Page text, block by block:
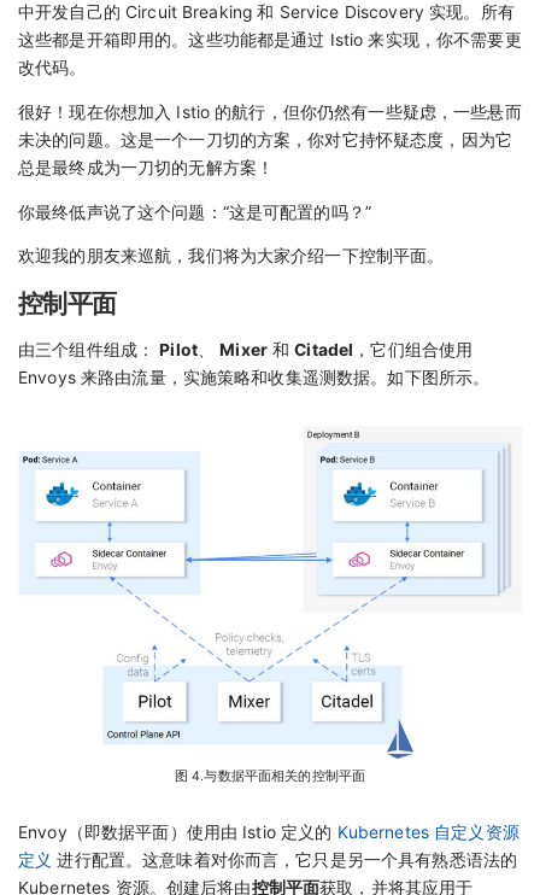
中开发自己的 Circuit Breaking 和 Service Discovery 实现。所有
这些都是开箱即用的。这些功能都是通过 Istio 来实现，你不需要更
改代码。
很好！现在你想加入 Istio 的航行，但你仍然有一些疑虑，一些悬而
未决的问题。这是一个一刀切的方案，你对它持怀疑态度，因为它
总是最终成为一刀切的无解方案！
你最终低声说了这个问题：“这是可配置的吗？”
欢迎我的朋友来巡航，我们将为大家介绍一下控制平面。
控制平面
由三个组件组成：Pilot、Mixer和Citadel ，它们组合使用
Envoys 来路由流量，实施策略和收集遥测数据。如下图所示。
图 4.与数据平面相关的控制平面
Envoy（即数据平面）使用由 Istio 定义的 Kubernetes 自定义资源
定义 进行配置。这意味着对你而言，它只是另一个具有熟悉语法的
Kubernetes 资源。创建后将由控制平面获取，并将其应用于